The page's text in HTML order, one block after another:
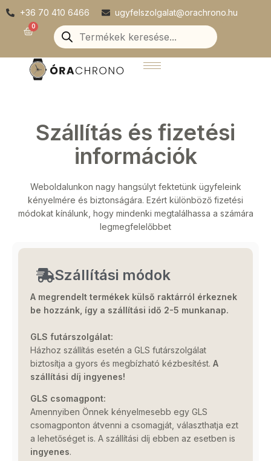
content
+36 70 410 6466 ugyfelszolgalat@orachrono.hu
0Kosársearch
Szállítás és fizetési
információk
Weboldalunkon nagy hangsúlyt fektetünk ügyfeleink
kényelmére és biztonságára. Ezért különböző fizetési
módokat kínálunk, hogy mindenki megtalálhassa a számára
legmegfelelőbbet
Szállítási módok
A megrendelt termékek külső raktárról érkeznek
be hozzánk, így a szállítási idő 2-5 munkanap.
GLS futárszolgálat:
Házhoz szállítás esetén a GLS futárszolgálat
biztosítja a gyors és megbízható kézbesítést. A
szállítási díj ingyenes!
GLS csomagpont:
Amennyiben Önnek kényelmesebb egy GLS
csomagponton átvenni a csomagját, választhatja ezt
a lehetőséget is. A szállítási díj ebben az esetben is
ingyenes.